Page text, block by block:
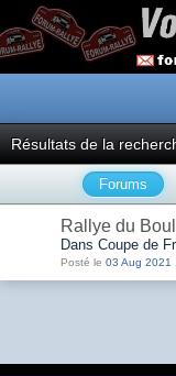
Résultats de la
Forums
Rallye du
Dans Coupe de
Posté le 03 Aug 2021